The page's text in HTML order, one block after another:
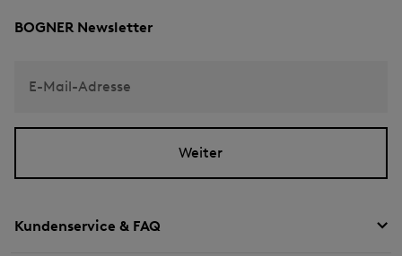
Kundenservice & FAQ
BOGNER Newsletter
E-Mail-Adresse
Weiter